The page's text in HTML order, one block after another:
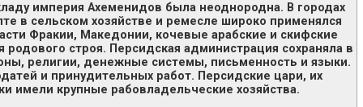
империя Ахеменидов была неоднородна. В городах
в сельском хозяйстве и ремесле широко применялся
Фракии, Македонии, кочевые арабские и скифские
строя. Персидская администрация сохраняла в
религии, денежные системы, письменность и языки.
и принудительных работ. Персидские цари, их
имели крупные рабовладельческие хозяйства.